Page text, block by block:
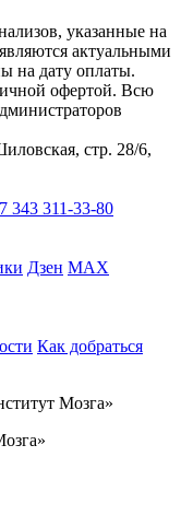
указанные на
актуальными
на дату оплаты.
офертой. Всю
стр. 28/6,
343 311-33-80
Дзен МАХ
Как добраться
Мозга»